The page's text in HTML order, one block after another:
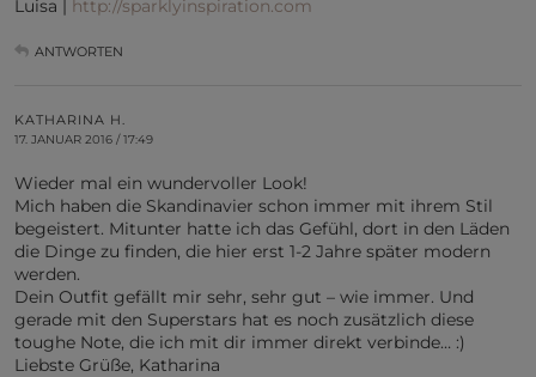
Luisa | http://sparklyinspiration.com
ANTWORTEN
KATHARINA H.
17. JANUAR 2016 / 17:49
Wieder mal ein wundervoller Look!
Mich haben die Skandinavier schon immer mit ihrem Stil
begeistert. Mitunter hatte ich das Gefühl, dort in den Läden
die Dinge zu finden, die hier erst 1-2 Jahre später modern
werden.
Dein Outfit gefällt mir sehr, sehr gut – wie immer. Und
gerade mit den Superstars hat es noch zusätzlich diese
toughe Note, die ich mit dir immer direkt verbinde… :)
Liebste Grüße, Katharina